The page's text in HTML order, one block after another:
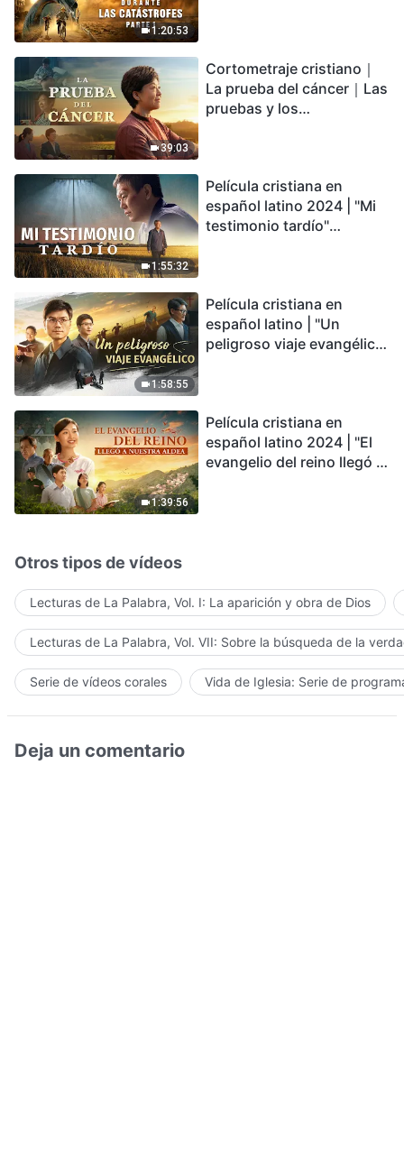
1:20:53
encontrarás refugio?
39:03
Cortometraje cristiano｜
La prueba del cáncer｜Las
pruebas y los
1:55:32
Película cristiana en
español latino 2024 | "Mi
testimonio tardío"
conmovedor
1:58:55
Película cristiana en
español latino | "Un
peligroso viaje evangélico"
1:39:56
Película cristiana en
español latino 2024 | "El
evangelio del reino llegó a
Otros tipos de vídeos
Lecturas de La Palabra, Vol. I: La aparición y obra de Dios
Lecturas de La Palabra, Vol. VII: Sobre la búsqueda de la
Serie de vídeos corales Vida de Iglesia: Serie de
Deja un comentario